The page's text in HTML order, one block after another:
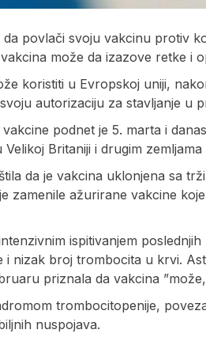
da povlači svoju vakcinu protiv
može da izazove retke i
koristiti u Evropskoj uniji,
autorizaciju za stavljanje u
podnet je 5. marta i
Velikoj Britaniji i drugim
da je vakcina uklonjena sa
zamenile ažurirane vakcine
ispitivanjem
nizak broj trombocita u krvi.
priznala da vakcina
trombocitopenije,
nuspojava.